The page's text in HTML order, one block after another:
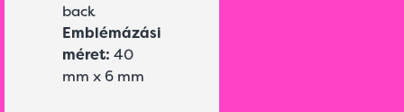
back
Emblémázási
méret: 40
mm x 6 mm